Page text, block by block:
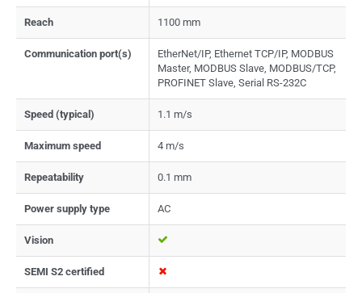
Reach 1100 mm
Communication port(s)
EtherNet/IP, Ethernet TCP/IP, MODBUS
Master, MODBUS Slave, MODBUS/TCP,
PROFINET Slave, Serial RS-232C
Speed (typical) 1.1 m/s
Maximum speed 4 m/s
Repeatability 0.1 mm
Power supply type AC
Vision
SEMI S2 certified